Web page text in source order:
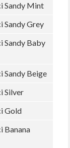
Sandy Mint
Sandy Grey
Sandy Baby
Sandy Beige
Silver
Gold
Banana